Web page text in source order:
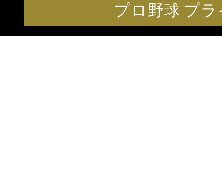
プロ野球 プ